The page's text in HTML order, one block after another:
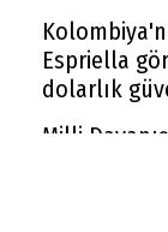
Espriella
dolarlık
Milli